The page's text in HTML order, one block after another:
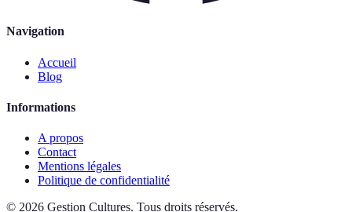
Navigation
Accueil
Blog
Informations
A propos
Contact
Mentions légales
Politique de confidentialité
© 2026 Gestion Cultures. Tous droits réservés.